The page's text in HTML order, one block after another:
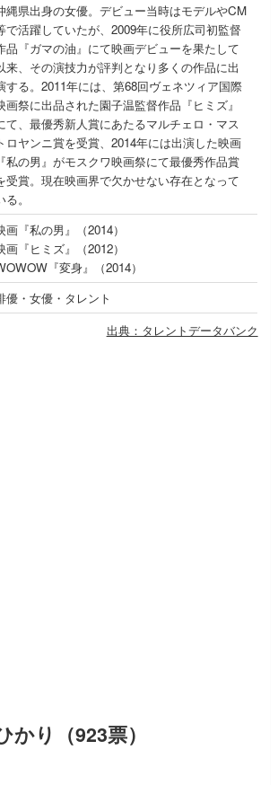
縄県出身の女優。デビュー当時はモデルやCM
で活躍していたが、2009年に役所広司初監督
品『ガマの油』にて映画デビューを果たして
来、その演技力が評判となり多くの作品に出
する。2011年には、第68回ヴェネツィア国際
画祭に出品された園子温監督作品『ヒミズ』
て、最優秀新人賞にあたるマルチェロ・マス
ロヤンニ賞を受賞、2014年には出演した映画
『私の男』がモスクワ映画祭にて最優秀作品賞
受賞。現在映画界で欠かせない存在となって
る。
画『私の男』（2014）
画『ヒミズ』（2012）
『変身』（2014）
優・女優・タレント
出典：タレントデータバンク
かり（923票）